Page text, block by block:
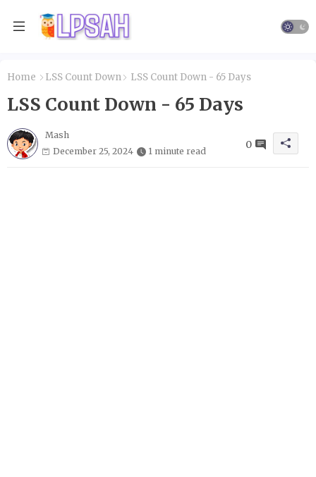
Home LSS Count Down LSS Count Down - 65 Days
LSS Count Down - 65 Days
Mash
December 25, 2024
1 minute read
0